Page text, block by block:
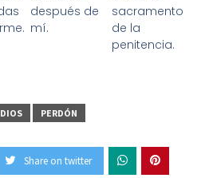
después de
mí.
sacramento
de la
penitencia.
PERDÓN
Share on twitter